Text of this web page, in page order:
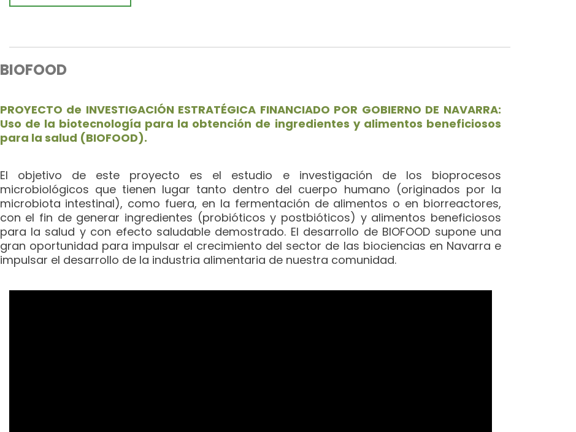
BIOFOOD
PROYECTO de INVESTIGACIÓN ESTRATÉGICA FINANCIADO POR GOBIERNO DE NAVARRA:
Uso de la biotecnología para la obtención de ingredientes y alimentos beneficiosos
para la salud (BIOFOOD).
El objetivo de este proyecto es el estudio e investigación de los bioprocesos
microbiológicos que tienen lugar tanto dentro del cuerpo humano (originados por la
microbiota intestinal), como fuera, en la fermentación de alimentos o en biorreactores,
con el fin de generar ingredientes (probióticos y postbióticos) y alimentos beneficiosos
para la salud y con efecto saludable demostrado. El desarrollo de BIOFOOD supone una
gran oportunidad para impulsar el crecimiento del sector de las biociencias en Navarra e
impulsar el desarrollo de la industria alimentaria de nuestra comunidad.